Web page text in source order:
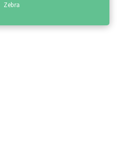
zebra